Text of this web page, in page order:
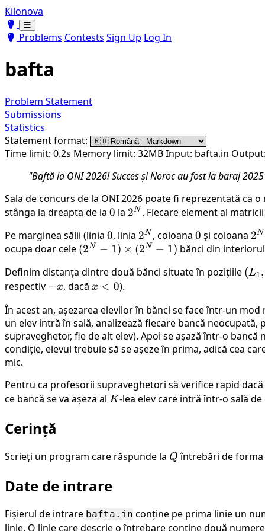
Kilonova
Toggle theme
Toggle theme
Problems Contests Sign Up Log In
bafta
Problem Statement
Submissions
Statistics
Statement format:
Time limit: 0.2s Memory limit: 32MBInput: bafta.in
"Baftă la ONI 2026! Succes și Noroc au fost la baraj
Sala de concurs de la ONI 2026 poate fi reprezentată ca
stânga la dreapta de la 0
0 la 2^N
2N . Fiecare element al
Pe marginea sălii (linia 0
0, linia 2^N
2N , coloana 0
0 și coloana 2N
ocupa doar cele (2^N -
\times
(2^N -
(2N − 1) × (2N − 1) bănci din
Definim distanța dintre două bănci situate în pozițiile (L1,
respectiv -
−x, dacă x
0
x < 0).
În acest an, așezarea elevilor în bănci se face într-un
un elev intră în sală, analizează fiecare bancă
supraveghetor, fie de alt elev). Apoi se așază într-o
condiție, elevul trebuie să se așeze în prima, adică cea
mic.
Pentru ca profesorii supraveghetori să verifice rapid
ce bancă se va așeza al K
K-lea elev care intră într-o sală
Cerință
Scrieți un program care răspunde la Q
Q întrebări de forma
Date de intrare
Fișierul de intrare bafta.in conține pe prima linie un
linie. O linie care descrie o întrebare conține două